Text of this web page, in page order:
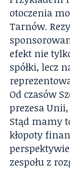
otoczenia
Tarnów.
efekt nie
spółki, lecz
Od czasów
prezesa
Stąd mamy
kłopoty
zespołu z